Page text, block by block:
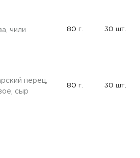
чили
80 г. 30 шт.
перец,
сыр
80 г. 30 шт.